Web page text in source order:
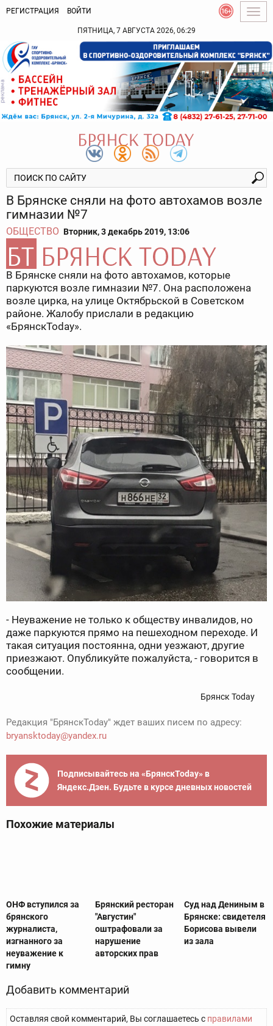
РЕГИСТРАЦИЯ ВОЙТИ
ПЯТНИЦА, 7 АВГУСТА 2026, 06:29
В Брянске сняли на фото автохамов возле
гимназии №7
ОБЩЕСТВО Вторник, 3 декабрь 2019, 13:06
В Брянске сняли на фото автохамов, которые
паркуются возле гимназии №7. Она расположена
возле цирка, на улице Октябрьской в Советском
районе. Жалобу прислали в редакцию
«БрянскToday».
- Неуважение не только к обществу инвалидов, но
даже паркуются прямо на пешеходном переходе. И
такая ситуация постоянна, одни уезжают, другие
приезжают. Опубликуйте пожалуйста, - говорится в
сообщении.
Брянск Today
Редакция "БрянскToday" ждет ваших писем по адресу:
bryansktoday@yandex.ru
Подписывайтесь на «БрянскToday» в
Яндекс.Дзен. Будьте в курсе дневных новостей
Похожие материалы
ОНФ вступился за
брянского
журналиста,
изгнанного за
неуважение к
гимну
Брянский ресторан
"Августин"
оштрафовали за
нарушение
авторских прав
Суд над Дениным в
Брянске: свидетеля
Борисова вывели
из зала
Добавить комментарий
Оставляя свой комментарий, Вы соглашаетесь с правилами